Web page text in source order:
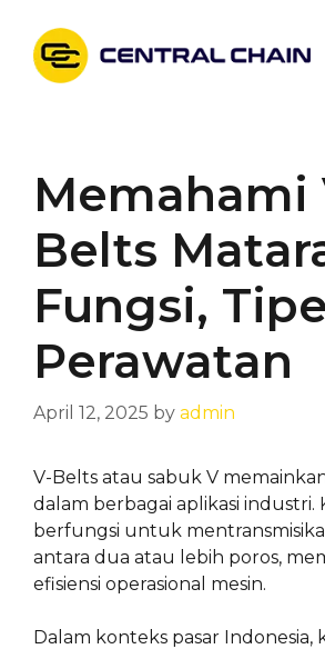
content
Memahami
Belts
Fungsi,
Perawatan
April 12, 2025 by admin
V-Belts atau sabuk V
dalam berbagai aplikasi industri.
berfungsi untuk
antara dua atau lebih poros,
efisiensi operasional mesin.
Dalam konteks pasar Indonesia,